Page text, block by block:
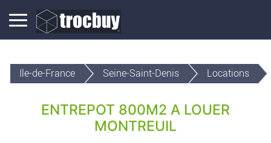
Ile-de-France Seine-Saint-Denis Locations
ENTREPOT 800M2 A LOUER
MONTREUIL